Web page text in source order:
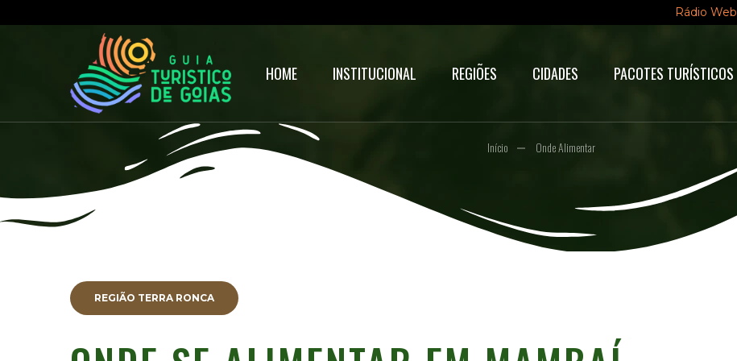
Rádio Web
HOME INSTITUCIONAL REGIÕES CIDADES PACOTES TURÍSTICOS
Início Onde Alimentar
REGIÃO TERRA RONCA